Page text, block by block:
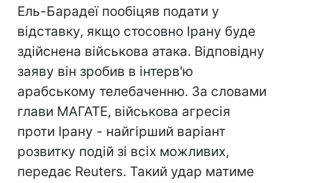
Ель-Барадеї пообіцяв подати у
відставку, якщо стосовно Ірану буде
здійснена військова атака. Відповідну
заяву він зробив в інтерв'ю
арабському телебаченню. За словами
глави МАГАТЕ, військова агресія
проти Ірану - найгірший варіант
розвитку подій зі всіх можливих,
передає Reuters. Такий удар матиме